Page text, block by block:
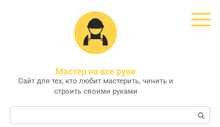
Мастер на все руки
Сайт для тех, кто любит мастерить, чинить и
строить своими руками
Поиск: